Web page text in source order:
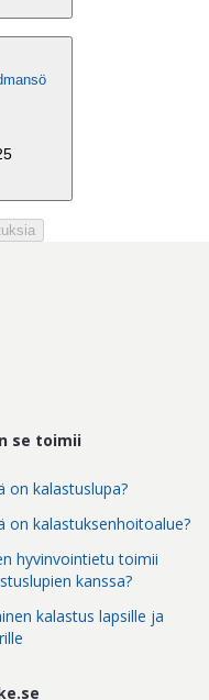
se toimii
on kalastuslupa?
on kalastuksenhoitoalue?
hyvinvointietu toimii
kanssa?
kalastus lapsille ja